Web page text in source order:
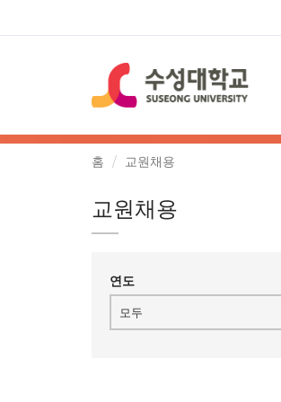
홈 교원채용
교원채용
연도
모두